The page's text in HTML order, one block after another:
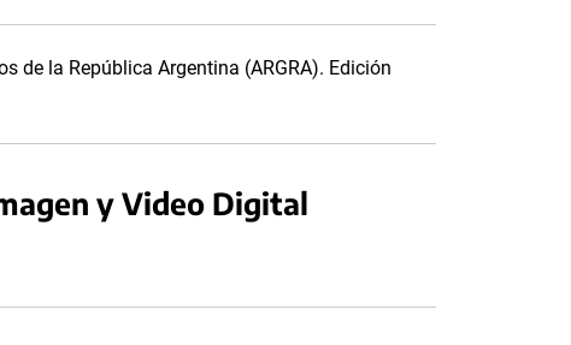
de la República Argentina (ARGRA). Edición
y Video Digital